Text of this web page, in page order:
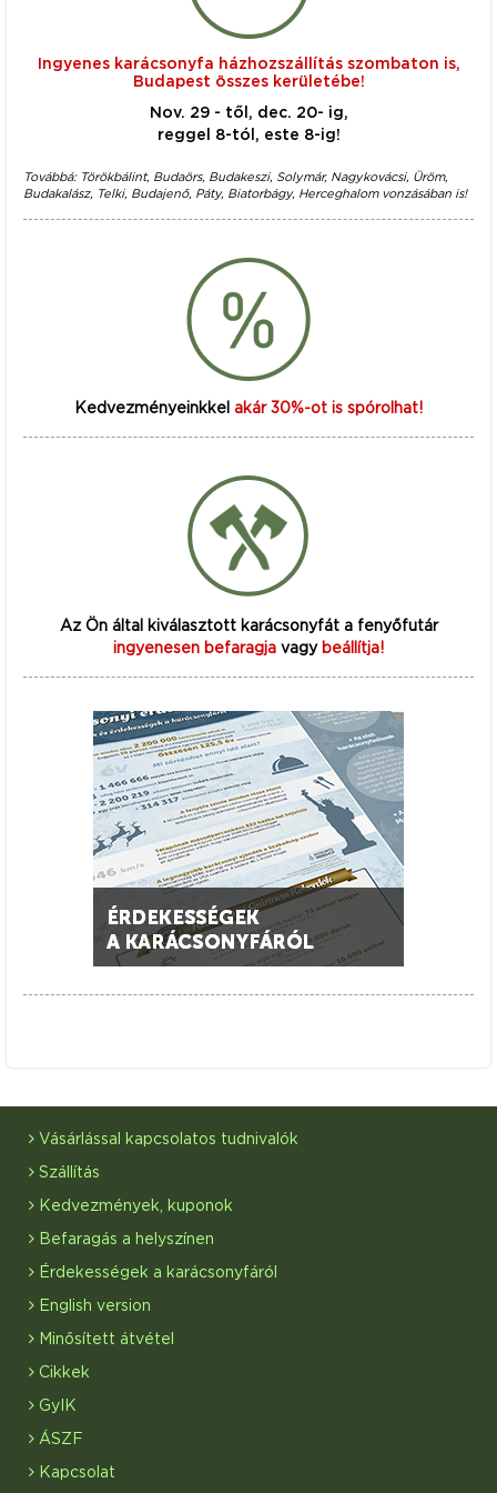
Ingyenes karácsonyfa házhozszállítás szombaton is,
Budapest összes kerületébe!
Nov. 29 - től, dec. 20- ig,
reggel 8-tól, este 8-ig!
Továbbá: Törökbálint, Budaörs, Budakeszi, Solymár, Nagykovácsi, Üröm,
Budakalász, Telki, Budajenő, Páty, Biatorbágy, Herceghalom vonzásában is!
Kedvezményeinkkel akár 30%-ot is spórolhat!
Az Ön által kiválasztott karácsonyfát a fenyőfutár
ingyenesen befaragja vagy beállítja!
Vásárlással kapcsolatos tudnivalók
Szállítás
Kedvezmények, kuponok
Befaragás a helyszínen
Érdekességek a karácsonyfáról
English version
Minősített átvétel
Cikkek
GyIK
ÁSZF
Kapcsolat